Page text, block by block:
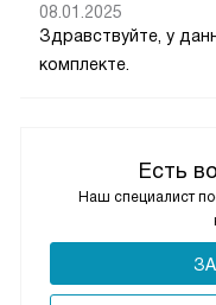
Есть
Наш специалист
08.01.2025
Здравствуйте, у
комплекте.